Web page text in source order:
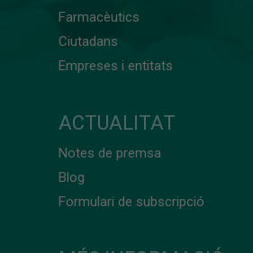
Farmacèutics
Ciutadans
Empreses i entitats
ACTUALITAT
Notes de premsa
Blog
Formulari de subscripció